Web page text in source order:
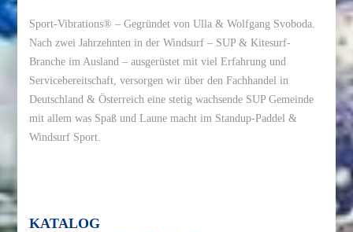
Sport-Vibrations® – Gegründet von Ulla & Wolfgang Svoboda.
Nach zwei Jahrzehnten in der Windsurf – SUP & Kitesurf-
Branche im Ausland – ausgerüstet mit viel Erfahrung und
Servicebereitschaft, versorgen wir über den Fachhandel in
Deutschland & Österreich eine stetig wachsende SUP Gemeinde
mit allem was Spaß und Laune macht im Standup-Paddel &
Windsurf Sport.
KATALOG